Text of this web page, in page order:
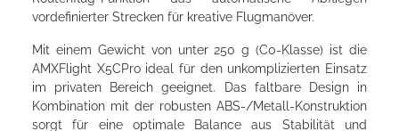
vordefinierter Strecken für kreative Flugmanöver.
Mit einem Gewicht von unter 250 g (C0-Klasse) ist die
AMXFlight X5CPro ideal für den unkomplizierten Einsatz
im privaten Bereich geeignet. Das faltbare Design in
Kombination mit der robusten ABS-/Metall-Konstruktion
sorgt für eine optimale Balance aus Stabilität und